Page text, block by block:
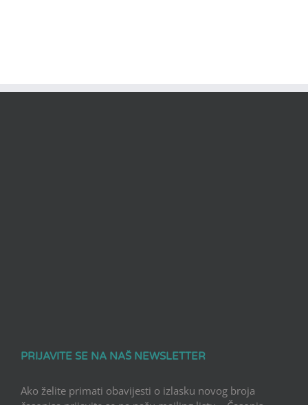
PRIJAVITE SE NA NAŠ NEWSLETTER
Ako želite primati obavijesti o izlasku novog broja